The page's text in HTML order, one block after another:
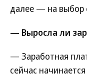
далее — на выбор
— Выросла ли
— Заработная
сейчас